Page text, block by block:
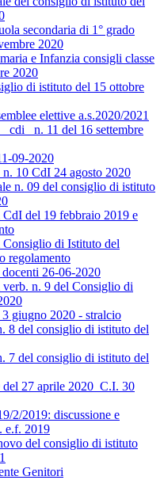
secondaria di 1° grado
2020
e Infanzia consigli classe
2020
di istituto del 15 ottobre
elettive a.s.2020/2021
cdi_ n. 11 del 16 settembre
09-2020
10 CdI 24 agosto 2020
n. 09 del consiglio di istituto
del 19 febbraio 2019 e
di Istituto del
regolamento
26-06-2020
n. 9 del Consiglio di
giugno 2020 - stralcio
8 del consiglio di istituto del
7 del consiglio di istituto del
27 aprile 2020_C.I. 30
2/2019: discussione e
e.f. 2019
del consiglio di istituto
Genitori